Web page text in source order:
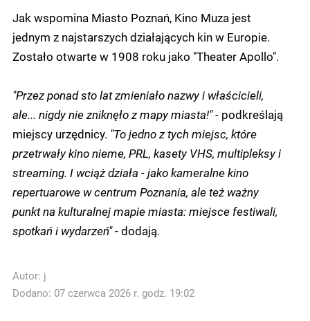
Jak wspomina Miasto Poznań, Kino Muza jest
jednym z najstarszych działających kin w Europie.
Zostało otwarte w 1908 roku jako "Theater Apollo".
"Przez ponad sto lat zmieniało nazwy i właścicieli,
ale... nigdy nie zniknęło z mapy miasta!"- podkreślają
miejscy urzędnicy. "To jedno z tych miejsc, które
przetrwały kino nieme, PRL, kasety VHS, multipleksy i
streaming. I wciąż działa - jako kameralne kino
repertuarowe w centrum Poznania, ale też ważny
punkt na kulturalnej mapie miasta: miejsce festiwali,
spotkań i wydarzeń" -dodają.
Autor: j
Dodano: 07 czerwca 2026 r. godz. 19:02